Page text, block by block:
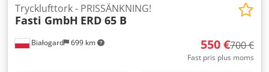
Białogard 699 km
Trycklufttork - PRISSÄNKNING!
Fasti GmbH ERD 65 B
550 €700 €
Fast pris plus moms